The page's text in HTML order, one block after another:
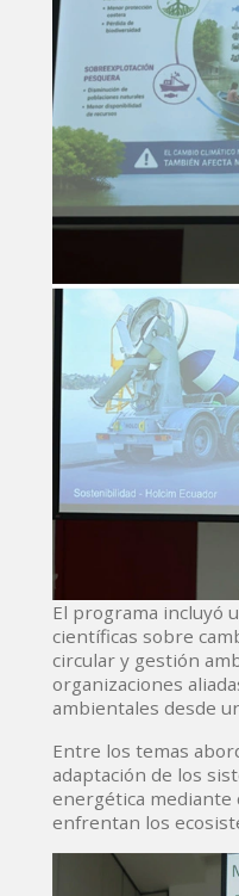
El programa incluyó
científicas sobre
circular y gestión
organizaciones
ambientales desde
Entre los temas
adaptación de los
energética mediante
enfrentan los